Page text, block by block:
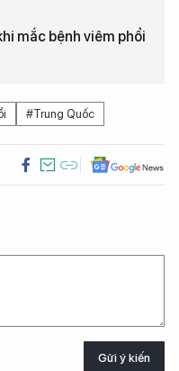
mắc bệnh viêm phổi
#Trung Quốc
Gửi ý kiến